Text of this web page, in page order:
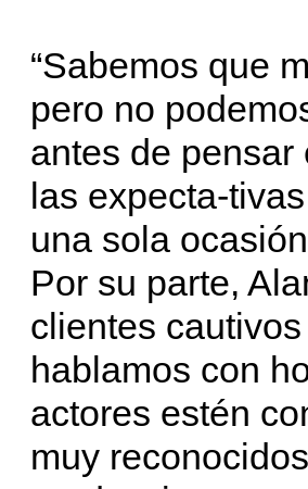
“Sabemos que
pero no
antes de
las expecta-
una sola
Por su parte,
clientes
hablamos con
actores estén
muy